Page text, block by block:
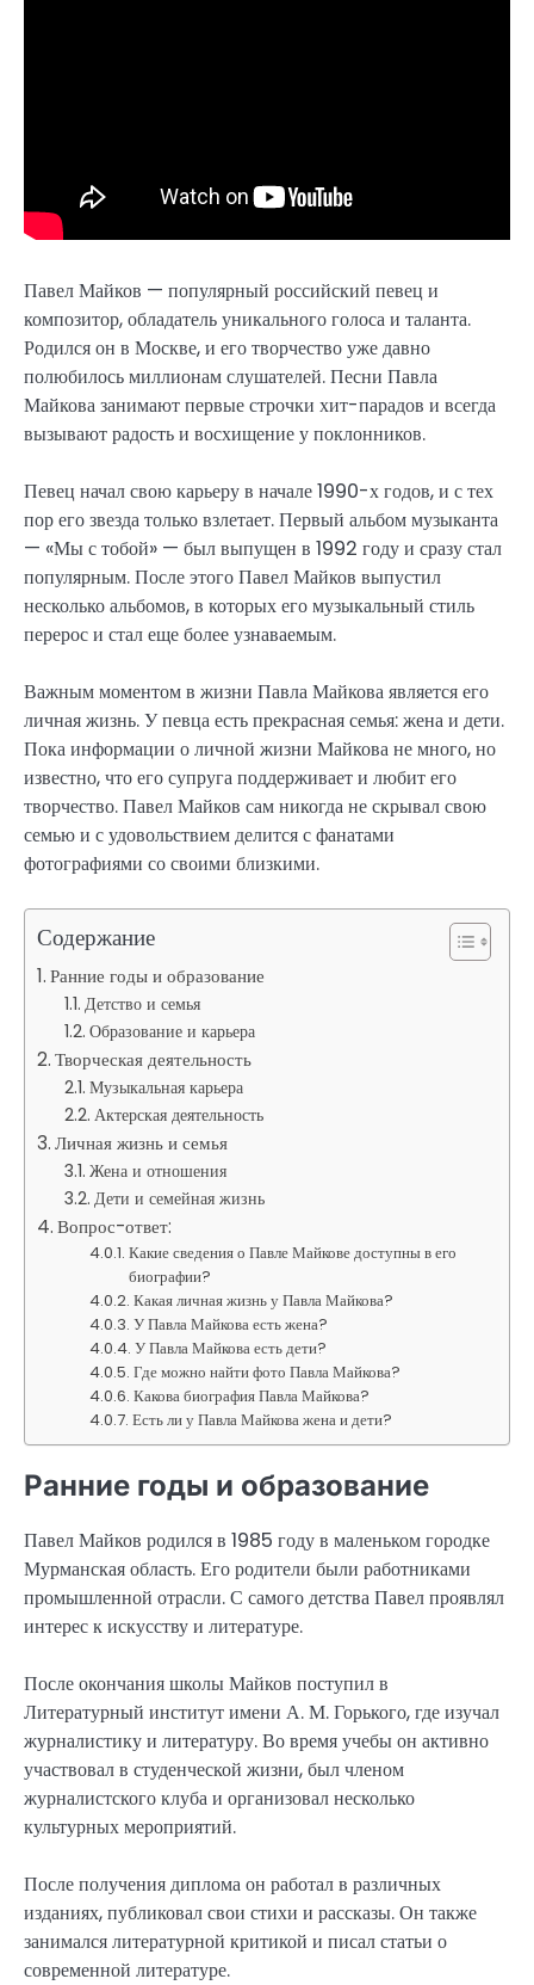
Павел Майков — популярный российский певец и
композитор, обладатель уникального голоса и таланта.
Родился он в Москве, и его творчество уже давно
полюбилось миллионам слушателей. Песни Павла
Майкова занимают первые строчки хит-парадов и всегда
вызывают радость и восхищение у поклонников.
Певец начал свою карьеру в начале 1990-х годов, и с тех
пор его звезда только взлетает. Первый альбом музыканта
— «Мы с тобой» — был выпущен в 1992 году и сразу стал
популярным. После этого Павел Майков выпустил
несколько альбомов, в которых его музыкальный стиль
перерос и стал еще более узнаваемым.
Важным моментом в жизни Павла Майкова является его
личная жизнь. У певца есть прекрасная семья: жена и дети.
Пока информации о личной жизни Майкова не много, но
известно, что его супруга поддерживает и любит его
творчество. Павел Майков сам никогда не скрывал свою
семью и с удовольствием делится с фанатами
фотографиями со своими близкими.
Содержание
Ранние годы и образование
Детство и семья
Образование и карьера
Творческая деятельность
Музыкальная карьера
Актерская деятельность
Личная жизнь и семья
Жена и отношения
Дети и семейная жизнь
Вопрос-ответ:
Какие сведения о Павле Майкове доступны в его
биографии?
Какая личная жизнь у Павла Майкова?
У Павла Майкова есть жена?
У Павла Майкова есть дети?
Где можно найти фото Павла Майкова?
Какова биография Павла Майкова?
Есть ли у Павла Майкова жена и дети?
Ранние годы и образование
Павел Майков родился в 1985 году в маленьком городке
Мурманская область. Его родители были работниками
промышленной отрасли. С самого детства Павел проявлял
интерес к искусству и литературе.
После окончания школы Майков поступил в
Литературный институт имени А. М. Горького, где изучал
журналистику и литературу. Во время учебы он активно
участвовал в студенческой жизни, был членом
журналистского клуба и организовал несколько
культурных мероприятий.
После получения диплома он работал в различных
изданиях, публиковал свои стихи и рассказы. Он также
занимался литературной критикой и писал статьи о
современной литературе.